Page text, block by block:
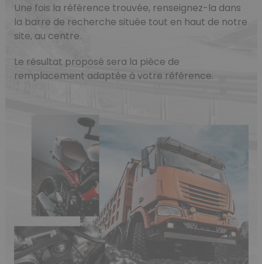
Une fois la référence trouvée, renseignez-la dans
la barre de recherche située tout en haut de notre
site, au centre.
Le résultat proposé sera la pièce de
remplacement adaptée à votre référence.